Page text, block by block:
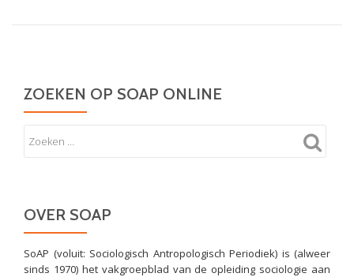
ZOEKEN OP SOAP ONLINE
OVER SOAP
SoAP (voluit: Sociologisch Antropologisch Periodiek) is (alweer
sinds 1970) het vakgroepblad van de opleiding sociologie aan